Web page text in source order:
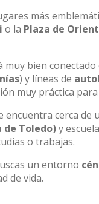
más
o la Plaza de
muy bien
) y líneas de
muy práctica
encuentra cerca de
de Toledo)y
o trabajas.
un entorno
de vida.